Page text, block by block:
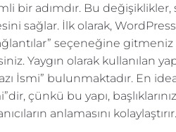
adımdır. Bu değişiklikler,
sağlar. İlk olarak,
seçeneğine
Yaygın olarak kullanılan
İsmi” bulunmaktadır. En
çünkü bu yapı,
anlamasını kolaylaştırır.